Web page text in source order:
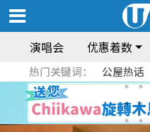
演唱会 优惠着数
热门关键词： 公屋热话